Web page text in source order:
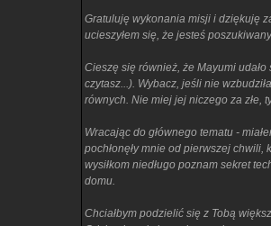
Gratuluję wykonania misji i dziękuję
ucieszyłem się, że jesteś
Cieszę się również, że Mayumi
czytasz...). Wybacz, jeśli nie
równych. Nie miej jej niczego za złe,
Wracając do głównego tematu -
pochłonęły mnie od pierwszej
wysiłkom niedługo poznam sekret
domu.
Chciałbym podzielić się z Tobą